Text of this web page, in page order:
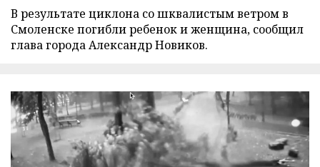
В результате циклона со шквалистым ветром в
Смоленске погибли ребенок и женщина, сообщил
глава города Александр Новиков.